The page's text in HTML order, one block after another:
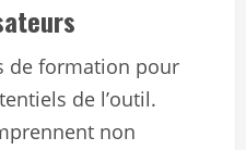
de formation pour
de l’outil.
non